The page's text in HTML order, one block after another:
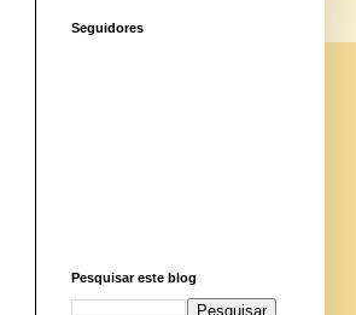
Seguidores
Pesquisar este blog